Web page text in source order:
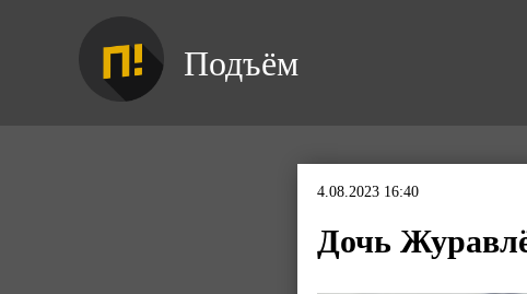
Подъём
4.08.2023 16:40
Дочь